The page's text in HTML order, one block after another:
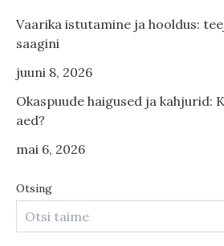
Vaarika istutamine ja hooldus:
saagini
juuni 8, 2026
Okaspuude haigused ja kahjurid:
aed?
mai 6, 2026
Otsing